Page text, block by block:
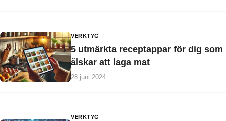
VERKTYG
5 utmärkta receptappar för dig som
älskar att laga mat
28 juni 2024
VERKTYG